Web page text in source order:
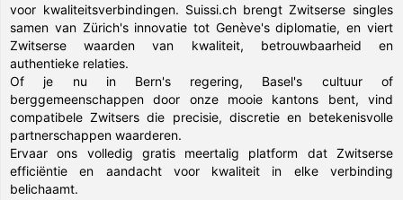
voor kwaliteitsverbindingen. Suissi.ch brengt Zwitserse singles
samen van Zürich's innovatie tot Genève's diplomatie, en viert
Zwitserse waarden van kwaliteit, betrouwbaarheid en
authentieke relaties.
Of je nu in Bern's regering, Basel's cultuur of
berggemeenschappen door onze mooie kantons bent, vind
compatibele Zwitsers die precisie, discretie en betekenisvolle
partnerschappen waarderen.
Ervaar ons volledig gratis meertalig platform dat Zwitserse
efficiëntie en aandacht voor kwaliteit in elke verbinding
belichaamt.